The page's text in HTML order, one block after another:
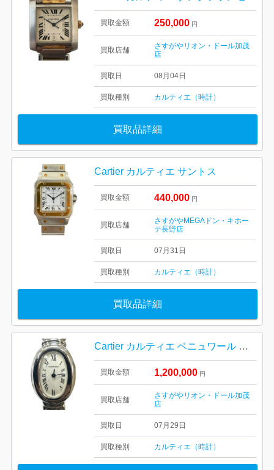
買取金額 250,000 円
買取店舗
さすがやリオン・ドール加茂
店
買取日 08月04日
買取種別 カルティエ（時計）
買取品詳細
Cartier カルティエ サントス
買取金額 440,000 円
買取店舗
さすがやMEGAドン・キホー
テ長野店
買取日 07月31日
買取種別 カルティエ（時計）
買取品詳細
Cartier カルティエ ベニュワール ブランド時計 腕時計
買取金額 1,200,000 円
買取店舗
さすがやリオン・ドール加茂
店
買取日 07月29日
買取種別 カルティエ（時計）